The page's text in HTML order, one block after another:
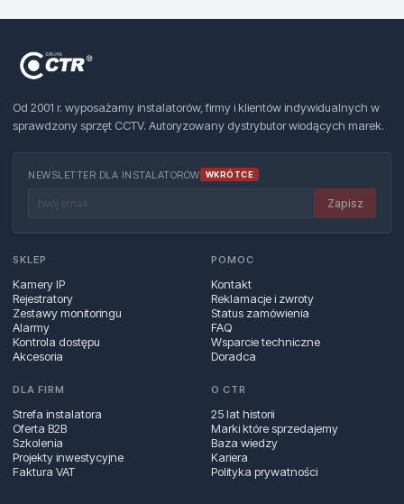
Od 2001 r. wyposażamy instalatorów, firmy i klientów indywidualnych w
sprawdzony sprzęt CCTV. Autoryzowany dystrybutor wiodących marek.
NEWSLETTER DLA INSTALATORÓW WKRÓTCE
Zapisz
SKLEP
Kamery IP
Rejestratory
Zestawy monitoringu
Alarmy
Kontrola dostępu
Akcesoria
POMOC
Kontakt
Reklamacje i zwroty
Status zamówienia
FAQ
Wsparcie techniczne
Doradca
DLA FIRM
Strefa instalatora
Oferta B2B
Szkolenia
Projekty inwestycyjne
Faktura VAT
O CTR
25 lat historii
Marki które sprzedajemy
Baza wiedzy
Kariera
Polityka prywatności